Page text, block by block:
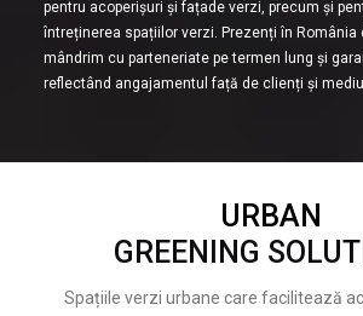
pentru acoperișuri și fațade verzi, precum și
întreținerea spațiilor verzi. Prezenți în România
mândrim cu parteneriate pe termen lung și
reflectând angajamentul față de clienți și
URBAN
GREENING
Spațiile verzi urbane care facilitează